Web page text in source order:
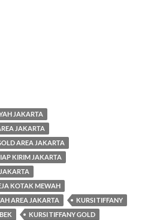
JAKARTA
JAKARTA
AREA JAKARTA
KIRIM JAKARTA
KOTAK MEWAH
AREA JAKARTA
KURSI TIFFANY
KURSI TIFFANY GOLD